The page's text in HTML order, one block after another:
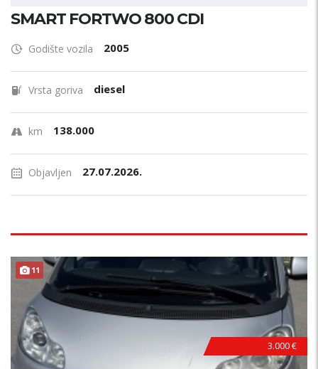
SMART FORTWO 800 CDI
Godište vozila 2005
Vrsta goriva diesel
km 138.000
Objavljen 27.07.2026.
11
3.000 €